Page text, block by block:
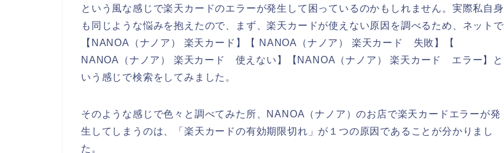
という風な感じで楽天カードのエラーが発生して困っているのかもしれません。実際私自身
も同じような悩みを抱えたので、まず、楽天カードが使えない原因を調べるため、ネットで
【NANOA（ナノア） 楽天カード】【 NANOA（ナノア） 楽天カード 失敗】【
NANOA（ナノア） 楽天カード 使えない】【NANOA（ナノア） 楽天カード エラー】と
いう感じで検索をしてみました。
そのような感じで色々と調べてみた所、NANOA（ナノア）のお店で楽天カードエラーが発
生してしまうのは、「楽天カードの有効期限切れ」が１つの原因であることが分かりまし
た。